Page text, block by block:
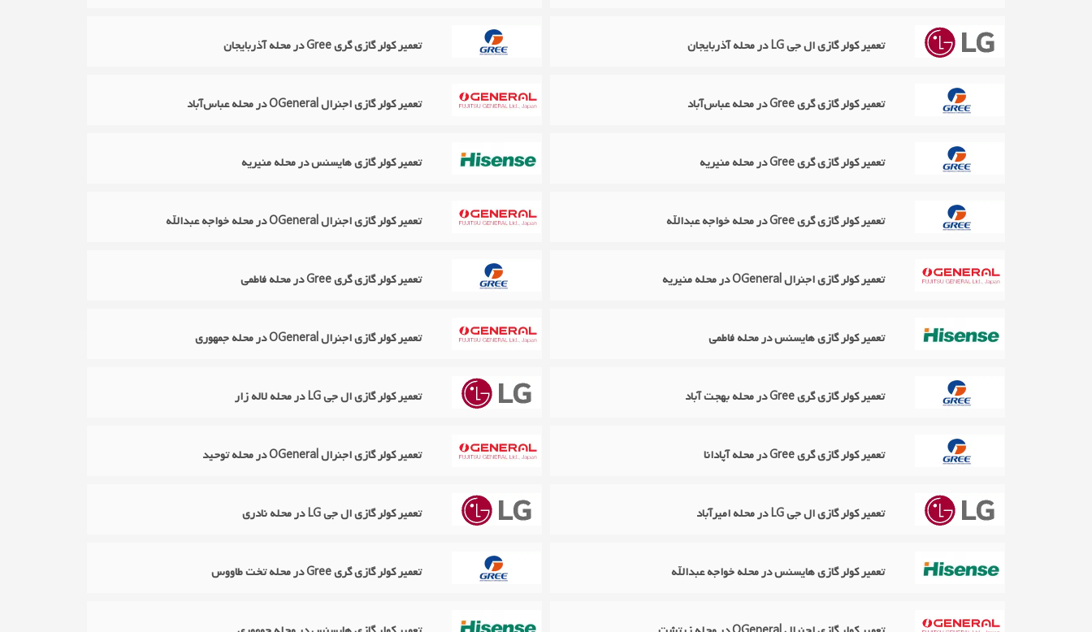
تعمیر کولر گازی ال جی LG در محله آذربایجان تعمیر کولر گازی گری Gree در محله آذربایجان
تعمیر کولر گازی گری Gree در محله عباس‌آباد تعمیر کولر گازی اجنرال OGeneral در محله عباس‌آباد
تعمیر کولر گازی گری Gree در محله منیریه تعمیر کولر گازی هایسنس در محله منیریه
تعمیر کولر گازی گری Gree در محله خواجه عبدالله تعمیر کولر گازی اجنرال OGeneral در محله خواجه عبدالله
تعمیر کولر گازی اجنرال OGeneral در محله منیریه تعمیر کولر گازی گری Gree در محله فاطمی
تعمیر کولر گازی هایسنس در محله فاطمی تعمیر کولر گازی اجنرال OGeneral در محله جمهوری
تعمیر کولر گازی گری Gree در محله بهجت آباد تعمیر کولر گازی ال جی LG در محله لاله زار
تعمیر کولر گازی گری Gree در محله آپادانا تعمیر کولر گازی اجنرال OGeneral در محله توحید
تعمیر کولر گازی ال جی LG در محله امیرآباد تعمیر کولر گازی ال جی LG در محله نادری
تعمیر کولر گازی هایسنس در محله خواجه عبدالله تعمیر کولر گازی گری Gree در محله تخت طاووس